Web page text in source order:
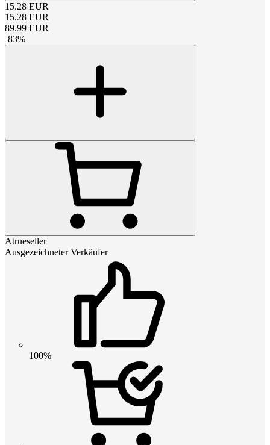
15.28 EUR
15.28 EUR
89.99 EUR
-83%
Atrueseller
Ausgezeichneter Verkäufer
100%